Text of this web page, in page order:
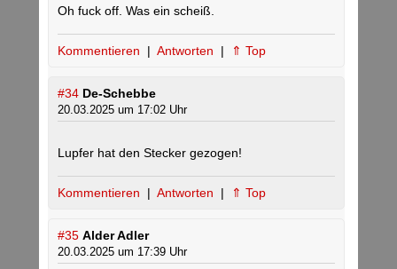
Oh fuck off. Was ein scheiß.
Kommentieren | Antworten | ⇑ Top
#34 De-Schebbe
20.03.2025 um 17:02 Uhr
Lupfer hat den Stecker gezogen!
Kommentieren | Antworten | ⇑ Top
#35 Alder Adler
20.03.2025 um 17:39 Uhr